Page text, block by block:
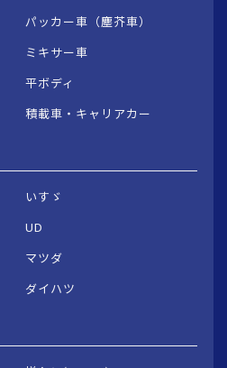
パッカー車（塵芥車）
ミキサー車
平ボディ
積載車・キャリアカー
いすゞ
UD
マツダ
ダイハツ